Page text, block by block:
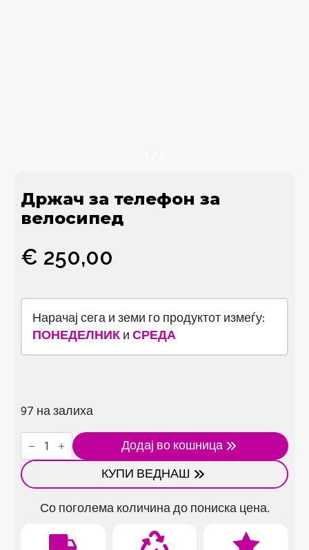
Држач за телефон за
велосипед
€ 250,00
Нарачај сега и земи го продуктот измеѓу:
ПОНЕДЕЛНИК и СРЕДА
97 на залиха
Држач
за
телефон
за
велосипед
количина
Додај во кошница
КУПИ ВЕДНАШ
Со поголема количина до пониска цена.